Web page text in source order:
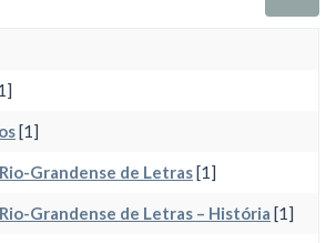
[1]
Grandense de Letras[1]
Grandense de Letras – História [1]